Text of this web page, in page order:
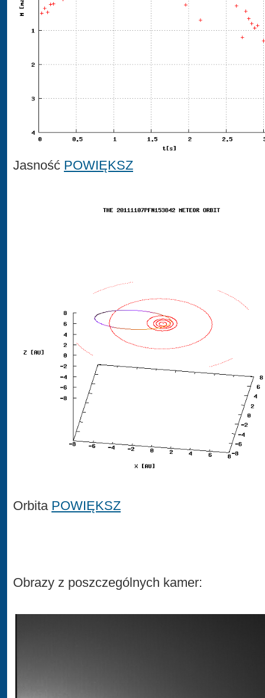
Jasność POWIĘKSZ
Orbita POWIĘKSZ
Obrazy z poszczególnych kamer: